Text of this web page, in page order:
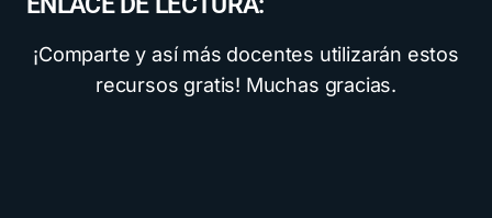
¡Comparte y así más docentes utilizarán estos
recursos gratis! Muchas gracias.